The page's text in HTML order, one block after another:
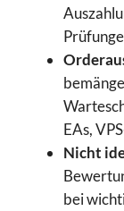
EAs,
Nicht
bei